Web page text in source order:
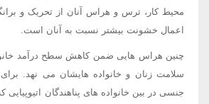
محیط کار، ترس و هراس آنان از تحریک و
اعمال خشونت بیشتر نسبت به آنان است.
چنین هراس هایی ضمن کاهش سطح درآمد
سلامت زنان و خانواده هایشان می نهد.
جنسی در بین خانواده های پناهندگان